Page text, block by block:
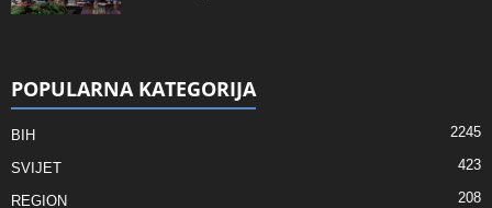
POPULARNA KATEGORIJA
BIH 2245
SVIJET 423
REGION 208